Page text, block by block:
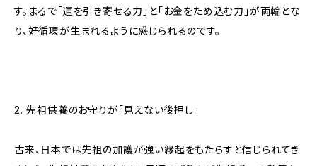
す。まるで「運を引き寄せる力」と「お金をため込む力」が両輪とな
り、好循環が生まれるように感じられるのです。
2. 先祖供養のお守りが「見えない後押し」
古来、日本では先祖の加護が強い縁起をもたらすと信じられてき